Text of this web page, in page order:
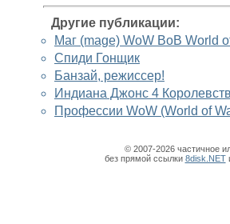
Другие публикации:
Маг (mage) WoW ВоВ World
Спиди Гонщик
Банзай, режиссер!
Индиана Джонс 4
Профессии WoW (World of
© 2007-2026 частичное
без прямой ссылки 8disk.NET